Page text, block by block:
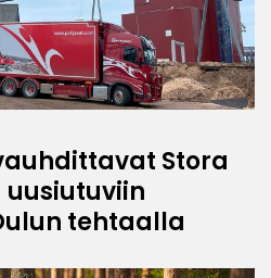
Stora
uusiutuviin
tehtaalla